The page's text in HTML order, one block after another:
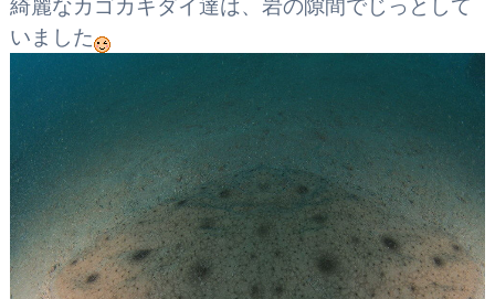
綺麗なカゴカキダイ達は、岩の隙間でじっとして
いました